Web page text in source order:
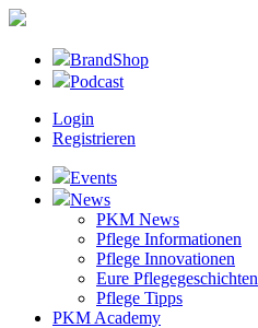
BrandShop
Podcast
Login
Registrieren
Events
News
PKM News
Pflege Informationen
Pflege Innovationen
Eure Pflegegeschichten
Pflege Tipps
PKM Academy